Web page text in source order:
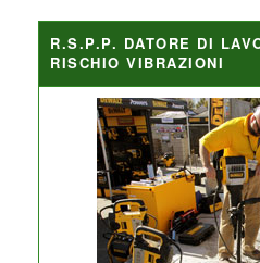
R.S.P.P. DATORE DI
RISCHIO VIBRAZIONI